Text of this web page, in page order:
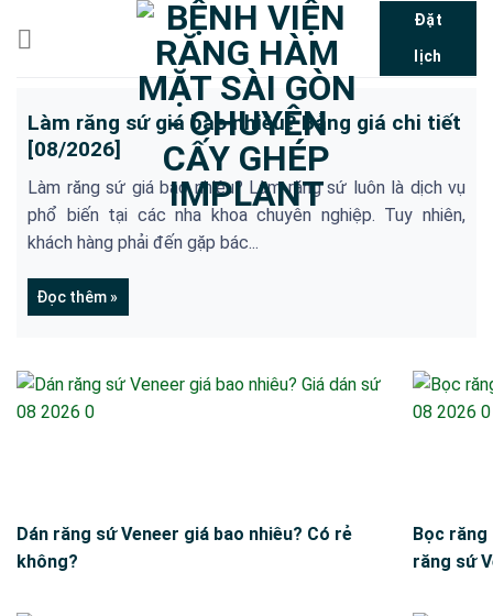
Đặt
lịch
Làm răng sứ giá bao nhiêu? Bảng giá chi tiết
[08/2026]
Làm răng sứ giá bao nhiêu? Làm răng sứ luôn là dịch vụ
phổ biến tại các nha khoa chuyên nghiệp. Tuy nhiên,
khách hàng phải đến gặp bác...
Đọc thêm »
Dán răng sứ Veneer giá bao nhiêu? Có rẻ
không?
Bọc
răng sứ